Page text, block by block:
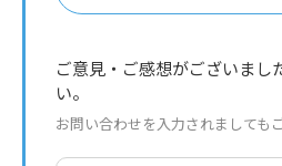
ご意見・ご感想がございまし
い。
お問い合わせを入力されましても